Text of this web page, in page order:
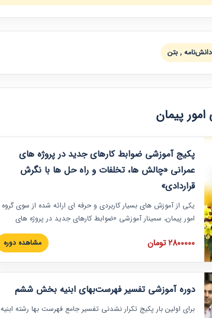
, بتن
پیمان
پکیج آموزشی ضوابط کارهای جدید در پروژه های
عمرانی «چالش ها، تخلفات و راه حل ها با نگرش
قراردادی»
یکی از آموزش‏‏‏‏‏‏ های بسیار کاربردی و حرفه‏ ای ارائه شده از سوی گروه
امور پیمان، سمینار آموزشی «ضوابط کارهای جدید در پروژه های
عمرانی» چالش ها، تخلفات و راه حل ها با نگرش قراردادی است که
در محل سندیکای شرکت های ساختمانی کشور ارائه شد. در این
به همراه تجربیات عملی ارائه شده است.
2800000 تومان مشاهده دوره
دوره آموزشی تفسیر فهرست‌بهای ابنیه بخش ششم
برای اولین بار پکیج تکرار نشدنی تفسیر جامع فهرست بها رشته ابنیه